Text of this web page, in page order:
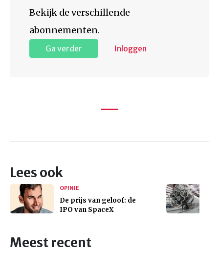
Bekijk de verschillende
abonnementen.
Ga verder Inloggen
Lees ook
OPINIE
De prijs van geloof: de
IPO van SpaceX
Meest recent